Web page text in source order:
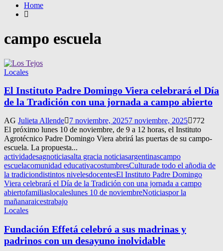
Home
campo escuela
Locales
El Instituto Padre Domingo Viera celebrará el Día
de la Tradición con una jornada a campo abierto
AG Julieta Allende 7 noviembre, 20257 noviembre, 2025
772
El próximo lunes 10 de noviembre, de 9 a 12 horas, el Instituto
Agrotécnico Padre Domingo Viera abrirá las puertas de su campo-
escuela. La propuesta...
actividadesagnoticiasalta gracia noticiasargentinascampo
escuelacomunidad educativacostumbresCulturade todo el añodia de
la tradiciondistintos nivelesdocentesEl Instituto Padre Domingo
Viera celebrará el Día de la Tradición con una jornada a campo
abiertofamiliaslocaleslunes 10 de noviembreNoticiaspor la
mañanaraicestrabajo
Locales
Fundación Effetá celebró a sus madrinas y
padrinos con un desayuno inolvidable